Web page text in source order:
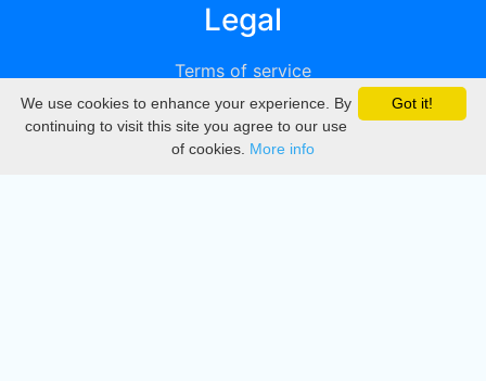
Legal
Terms of service
Privacy
DMCA
Got it!
We use cookies to enhance your experience. By
continuing to visit this site you agree to our use
of cookies. More info